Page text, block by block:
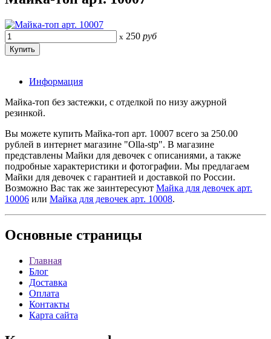
x 250 руб
Информация
Майка-топ без застежки, с отделкой по низу ажурной
резинкой.
Вы можете купить Майка-топ арт. 10007 всего за 250.00
рублей в интернет магазине "Olla-stp". В магазине
представлены Майки для девочек с описаниями, а также
подробные характеристики и фотографии. Мы предлагаем
Майки для девочек с гарантией и доставкой по России.
Возможно Вас так же заинтересуют Майка для девочек арт.
10006 или Майка для девочек арт. 10008.
Основные страницы
Главная
Блог
Доставка
Оплата
Контакты
Карта сайта